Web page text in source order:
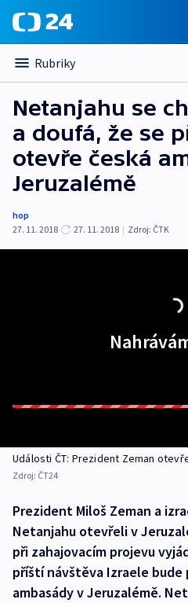
Rubriky
Netanjahu se
a doufá, že se
otevře česká
Jeruzalémě
hop
27. 11. 2018
27. 11. 2018 | Zdroj: ČTK
Události ČT: Prezident Zeman
Zdroj: ČT24
Prezident Miloš Zeman a
Netanjahu otevřeli v
při zahajovacím projevu
příští návštěva Izraele
ambasády v Jeruzalémě.